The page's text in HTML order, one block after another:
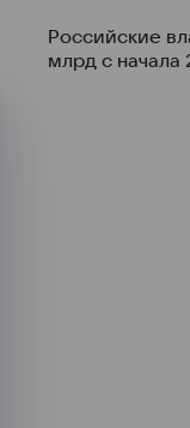
Российские
млрд с начала